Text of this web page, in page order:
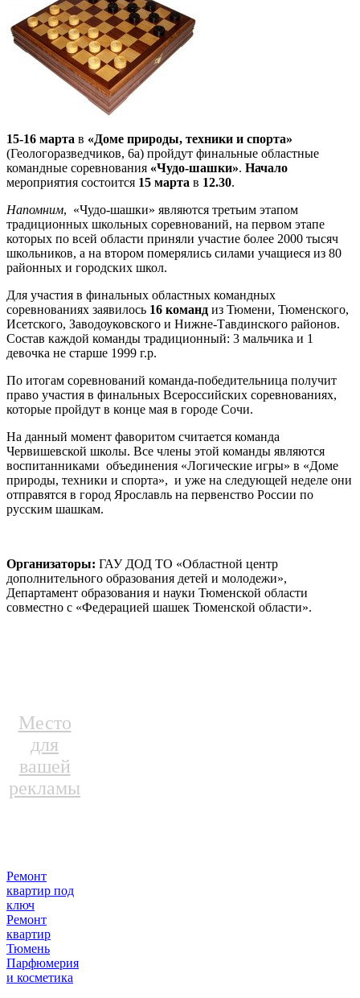
15-16 марта в «Доме природы, техники и спорта»
(Геологоразведчиков, 6а) пройдут финальные областные
командные соревнования «Чудо-шашки». Начало
мероприятия состоится 15 марта в 12.30.
Напомним, «Чудо-шашки» являются третьим этапом
традиционных школьных соревнований, на первом этапе
которых по всей области приняли участие более 2000 тысяч
школьников, а на втором померялись силами учащиеся из 80
районных и городских школ.
Для участия в финальных областных командных
соревнованиях заявилось 16 команд из Тюмени, Тюменского,
Исетского, Заводоуковского и Нижне-Тавдинского районов.
Состав каждой команды традиционный: 3 мальчика и 1
девочка не старше 1999 г.р.
По итогам соревнований команда-победительница получит
право участия в финальных Всероссийских соревнованиях,
которые пройдут в конце мая в городе Сочи.
На данный момент фаворитом считается команда
Червишевской школы. Все члены этой команды являются
воспитанниками объединения «Логические игры» в «Доме
природы, техники и спорта», и уже на следующей неделе они
отправятся в город Ярославль на первенство России по
русским шашкам.
Организаторы: ГАУ ДОД ТО «Областной центр
дополнительного образования детей и молодежи»,
Департамент образования и науки Тюменской области
совместно с «Федерацией шашек Тюменской области».
Место
для
вашей
рекламы
Ремонт
квартир под
ключ
Ремонт
квартир
Тюмень
Парфюмерия
и косметика